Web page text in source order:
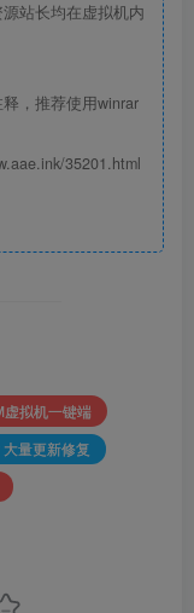
站长均在虚拟机内
，推荐使用winrar
35201.html
虚拟机一键端
大量更新修复